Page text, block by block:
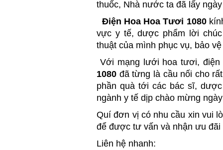
thuốc, Nhà nước ta đã lấy ngày
Điện Hoa Hoa Tươi 1080
vực y tế, dược phẩm lời
thuật của mình phục vụ, bảo
Với mạng lưới hoa tươi,
1080 đã từng là cầu nối cho
phần quà tới các bác sĩ,
ngành y tế dịp chào mừng
Quí đơn vị có nhu cầu xin vui
để được tư vấn và nhận ưu đãi
Liên hệ nhanh: